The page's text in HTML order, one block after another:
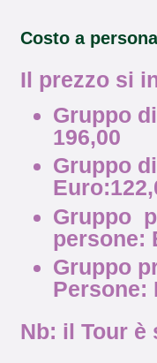
Costo a
Il prezzo si
Gruppo
196,00
Gruppo
Gruppo
persone:
Gruppo
Persone:
Nb: il Tour è